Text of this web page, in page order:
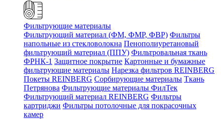
Фильтрующие материалы
Фильтрующий материал (ФМ, ФМР, ФВР) Фильтры
напольные из стекловолокна Пенополиуретановый
фильтрующий материал (ППУ) Фильтровальная ткань
ФРНК-1 Защитное покрытие Картонные и бумажные
фильтрующие материалы Нарезка фильтров REINBERG
Покеты REINBERG Сорбирующие материалы Ткань
Петрянова Фильтрующие материалы ФилТек
Фильтрующий материал REINBERG Фильтры
картриджи Фильтры потолочные для покрасочных
камер